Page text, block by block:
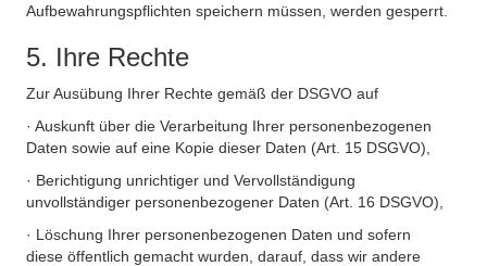
Aufbewahrungspflichten speichern müssen, werden gesperrt.
5. Ihre Rechte
Zur Ausübung Ihrer Rechte gemäß der DSGVO auf
· Auskunft über die Verarbeitung Ihrer personenbezogenen
Daten sowie auf eine Kopie dieser Daten (Art. 15 DSGVO),
· Berichtigung unrichtiger und Vervollständigung
unvollständiger personenbezogener Daten (Art. 16 DSGVO),
· Löschung Ihrer personenbezogenen Daten und sofern
diese öffentlich gemacht wurden, darauf, dass wir andere